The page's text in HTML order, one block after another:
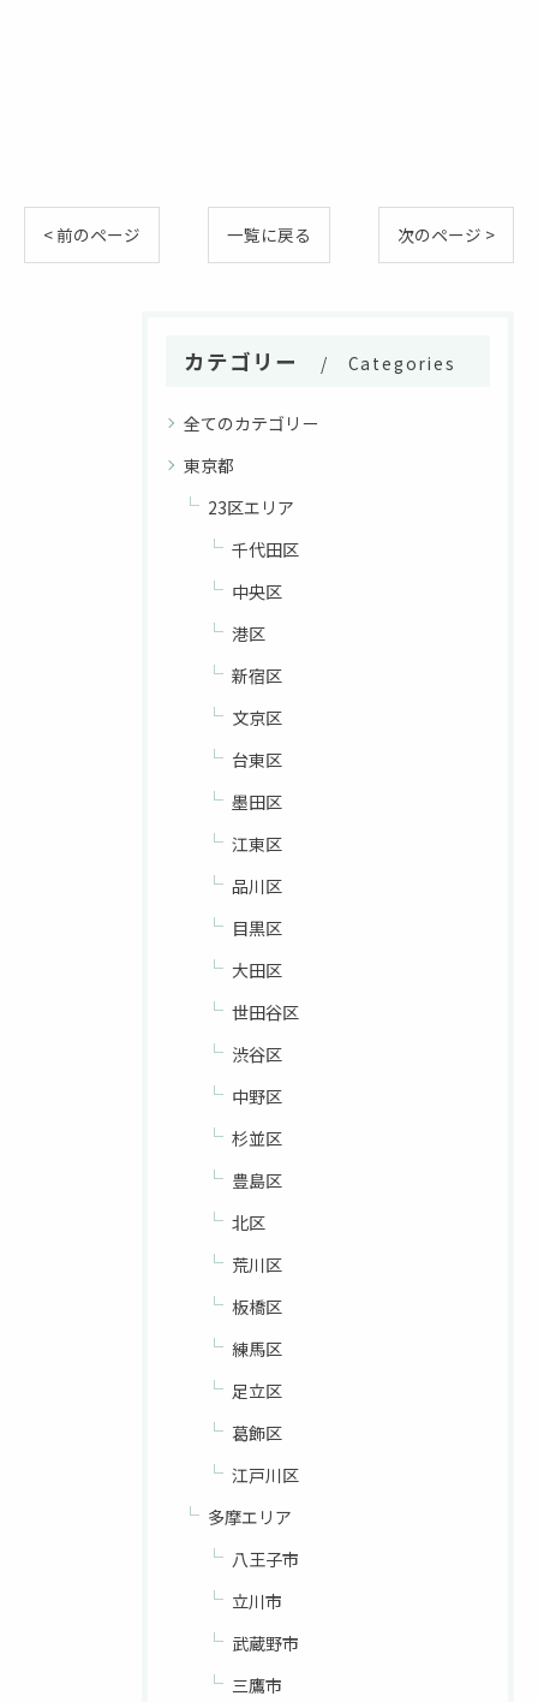
< 前のページ 一覧に戻る 次のページ >
カテゴリー Categories
全てのカテゴリー
東京都
23区エリア
千代田区
中央区
港区
新宿区
文京区
台東区
墨田区
江東区
品川区
目黒区
大田区
世田谷区
渋谷区
中野区
杉並区
豊島区
北区
荒川区
板橋区
練馬区
足立区
葛飾区
江戸川区
多摩エリア
八王子市
立川市
武蔵野市
三鷹市